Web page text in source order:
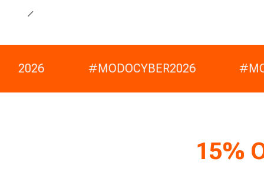
#MODOCYBER2026
15%